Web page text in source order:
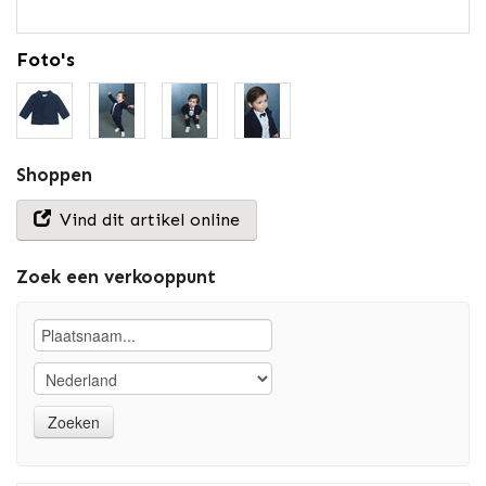
Foto's
Shoppen
Vind dit artikel online
Zoek een verkooppunt